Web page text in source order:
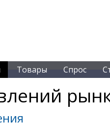
Товары Спрос